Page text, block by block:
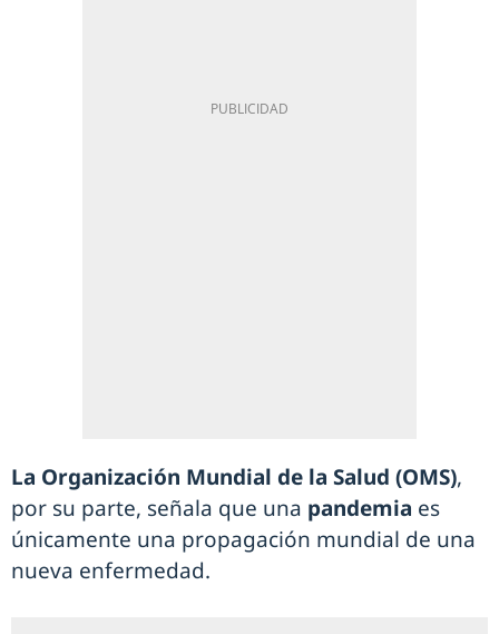
La Organización Mundial de la Salud (OMS),
por su parte, señala que una pandemia es
únicamente una propagación mundial de una
nueva enfermedad.